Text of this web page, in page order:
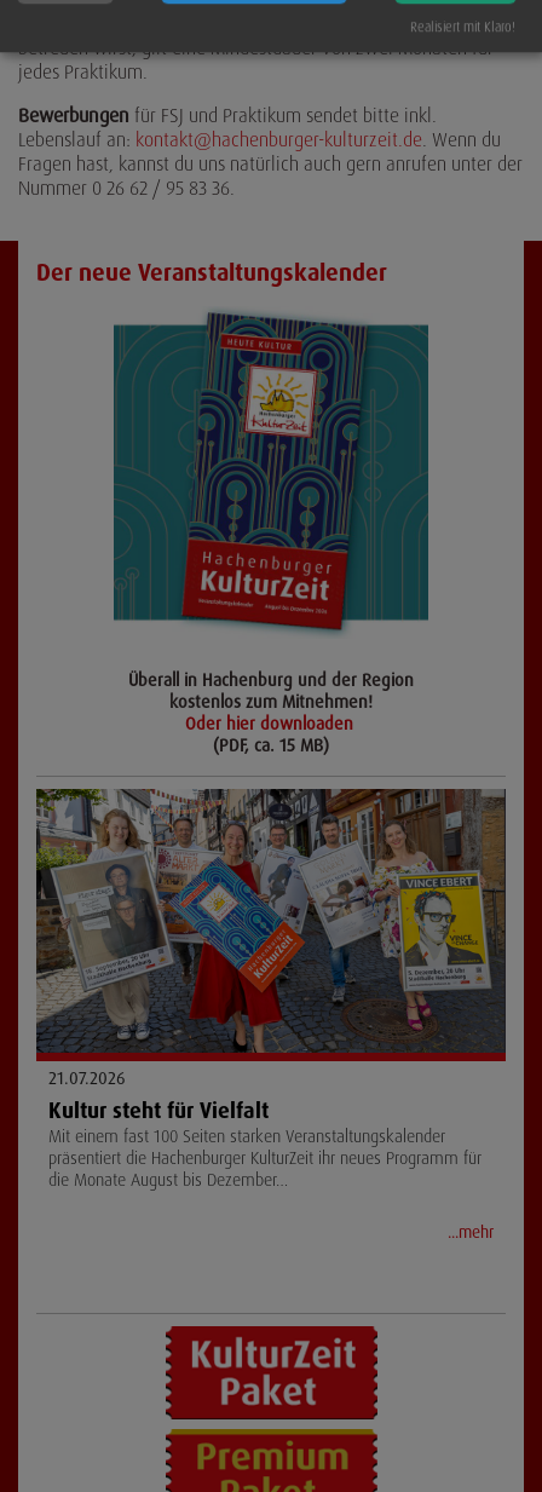
verbinden, das du während des Praktikums eingeständig
betreuen wirst, gilt eine Mindestdauer von zwei Monaten für
jedes Praktikum.
Bewerbungen für FSJ und Praktikum sendet bitte inkl.
Lebenslauf an: kontakt@hachenburger-kulturzeit.de. Wenn du
Fragen hast, kannst du uns natürlich auch gern anrufen unter der
Nummer 0 26 62 / 95 83 36.
Der neue Veranstaltungskalender
Überall in Hachenburg und der Region
kostenlos zum Mitnehmen!
Oder hier downloaden
(PDF, ca. 15 MB)
21.07.2026
Kultur steht für Vielfalt
Mit einem fast 100 Seiten starken Veranstaltungskalender
präsentiert die Hachenburger KulturZeit ihr neues Programm für
die Monate August bis Dezember…
...mehr
Realisiert mit Klaro!